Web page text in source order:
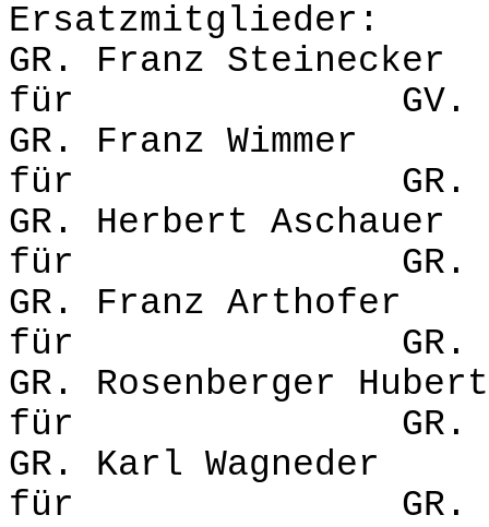
Ersatzmitglieder:
GR. Franz
für GV.
GR. Franz
für GR.
GR. Herbert
für GR.
GR.
für GR.
GR.
für GR.
GR. Karl
für GR.